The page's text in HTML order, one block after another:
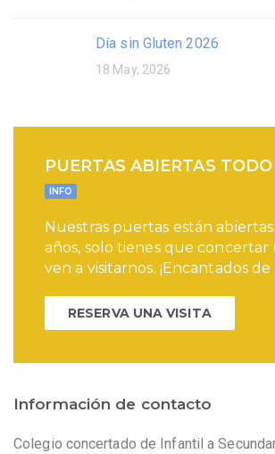
Día sin Gluten 2026
18 May, 2026
PUERTAS ABIERTAS
INFO
Nuestras puertas están
años, solo tienes que concertar
ven a visitarnos. ¡Encantados
RESERVA UNA VISITA
Información de contacto
Colegio concertado de Infantil a